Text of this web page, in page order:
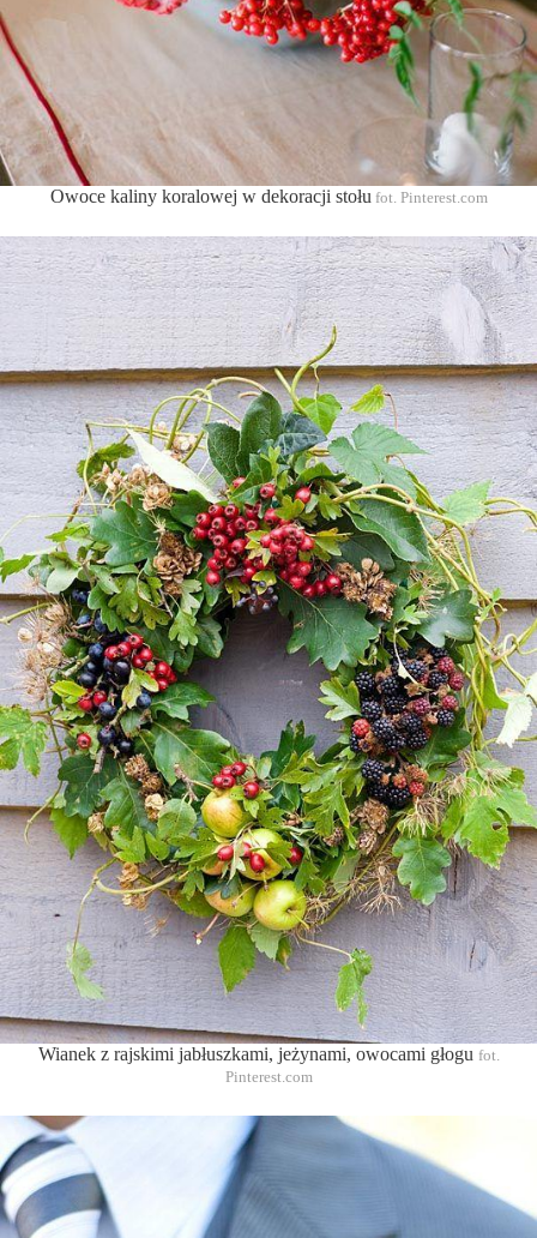
Owoce kaliny koralowej w dekoracji stołufot. Pinterest.com
Wianek z rajskimi jabłuszkami, jeżynami, owocami głogu fot.
Pinterest.com